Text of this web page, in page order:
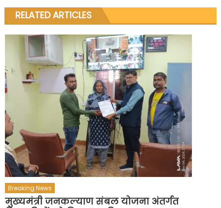
RELATED ARTICLES
Breaking News
मुख्यमंत्री जनकल्याण संबल योजना अंतर्गत